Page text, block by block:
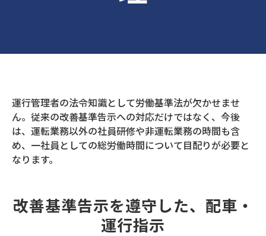
運行管理者の法令知識として労働基準法が欠かせませ
ん。従来の改善基準告示への対応だけではなく、今後
は、運転業務以外の社員研修や非運転業務の時間も含
め、一社員としての総労働時間について目配りが必要と
なります。
改善基準告示を遵守した、配車・
運行指示